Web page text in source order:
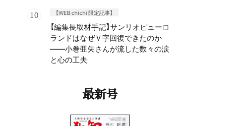
【WEB chichi 限定記事】
【編集長取材手記】サンリオピューロ
ランドはなぜＶ字回復できたのか
——小巻亜矢さんが流した数々の涙
と心の工夫
最新号